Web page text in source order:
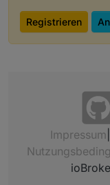
Registrieren
Impressum